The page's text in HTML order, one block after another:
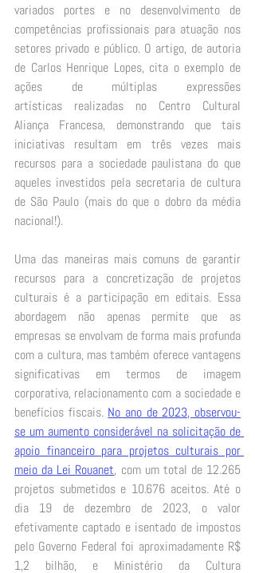
variados portes e no desenvolvimento de
competências profissionais para atuação nos
setores privado e público. O artigo, de autoria
de Carlos Henrique Lopes, cita o exemplo de
ações de múltiplas expressões
artísticas realizadas no Centro Cultural
Aliança Francesa, demonstrando que tais
iniciativas resultam em três vezes mais
recursos para a sociedade paulistana do que
aqueles investidos pela secretaria de cultura
de São Paulo (mais do que o dobro da média
nacional!).
Uma das maneiras mais comuns de garantir
recursos para a concretização de projetos
culturais é a participação em editais. Essa
abordagem não apenas permite que as
empresas se envolvam de forma mais profunda
com a cultura, mas também oferece vantagens
significativas em termos de imagem
corporativa, relacionamento com a sociedade e
benefícios fiscais. No ano de 2023, observou-
se um aumento considerável na solicitação de
apoio financeiro para projetos culturais por
meio da Lei Rouanet, com um total de 12.265
projetos submetidos e 10.676 aceitos. Até o
dia 19 de dezembro de 2023, o valor
efetivamente captado e isentado de impostos
pelo Governo Federal foi aproximadamente R$
1,2 bilhão, e Ministério da Cultura